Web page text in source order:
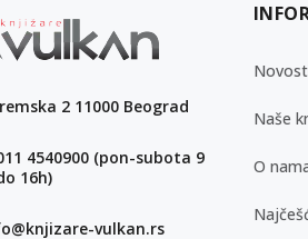
2 11000 Beograd
4540900 (pon-subota 9
16h)
vulkan.rs
Naše
O